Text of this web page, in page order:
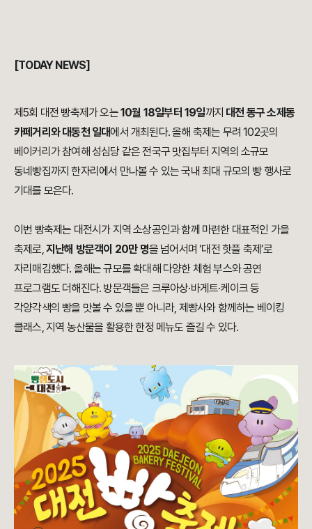
[TODAY NEWS]
제5회 대전 빵축제가 오는10월 18일부터 19일까지 대전 동구 소제동
카페거리와 대동천 일대에서 개최된다. 올해 축제는 무려 102곳의
베이커리가 참여해 성심당 같은 전국구 맛집부터 지역의 소규모
동네빵집까지 한자리에서 만나볼 수 있는 국내 최대 규모의 빵 행사로
기대를 모은다.
이번 빵축제는 대전시가 지역 소상공인과 함께 마련한 대표적인 가을
축제로,지난해 방문객이 20만 명을 넘어서며 ‘대전 핫플 축제’로
자리매김했다. 올해는 규모를 확대해 다양한 체험 부스와 공연
프로그램도 더해진다. 방문객들은 크루아상·바게트·케이크 등
각양각색의 빵을 맛볼 수 있을 뿐 아니라, 제빵사와 함께하는 베이킹
클래스, 지역 농산물을 활용한 한정 메뉴도 즐길 수 있다.